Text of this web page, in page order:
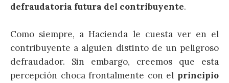
defraudatoria futura del contribuyente.
Como siempre, a Hacienda le cuesta ver en el
contribuyente a alguien distinto de un peligroso
defraudador. Sin embargo, creemos que esta
percepción choca frontalmente con el principio